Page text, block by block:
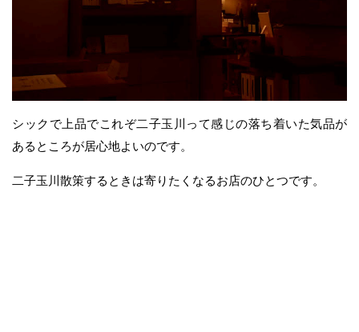
シックで上品でこれぞ二子玉川って感じの落ち着いた気品が
あるところが居心地よいのです。
二子玉川散策するときは寄りたくなるお店のひとつです。